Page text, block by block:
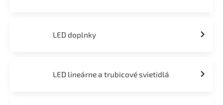
LED doplnky
LED lineárne a trubicové svietidlá